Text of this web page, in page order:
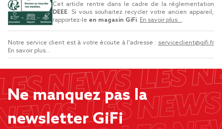
Cet article rentre dans le cadre de la réglementation
DEEE. Si vous souhaitez recycler votre ancien appareil,
rapportez-le en magasin GiFi. En savoir plus....
Notre service client est à votre écoute à l'adresse : serviceclient@gifi.fr
En savoir plus...
Ne manquez pas la
newsletter GiFi